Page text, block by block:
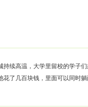
持续高温，大学里留校的学子
了几百块钱，里面可以同时